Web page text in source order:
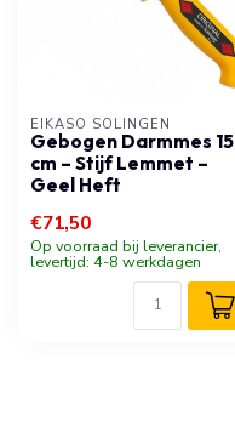
EIKASO SOLINGEN
Gebogen Darmmes 15
cm – Stijf Lemmet –
Geel Heft
€71,50
Op voorraad bij leverancier,
levertijd: 4-8 werkdagen